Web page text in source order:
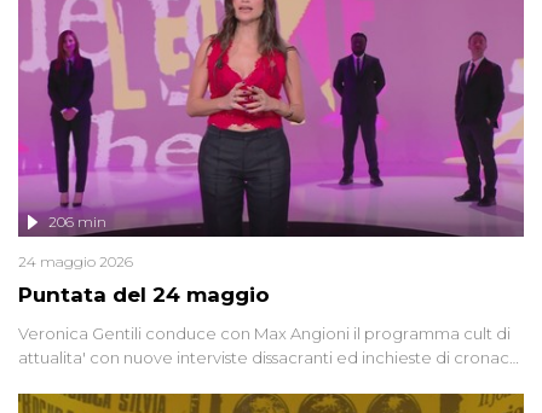
controversi e i protagonisti di un'indagine che sembra non avere
fine.
Puntata del 24 maggio
206 min
24 maggio 2026
Veronica Gentili conduce con Max Angioni il programma cult di
attualita' con nuove interviste dissacranti ed inchieste di cronaca